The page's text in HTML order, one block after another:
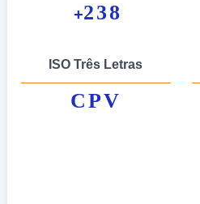
+238
ISO Três Letras
CPV